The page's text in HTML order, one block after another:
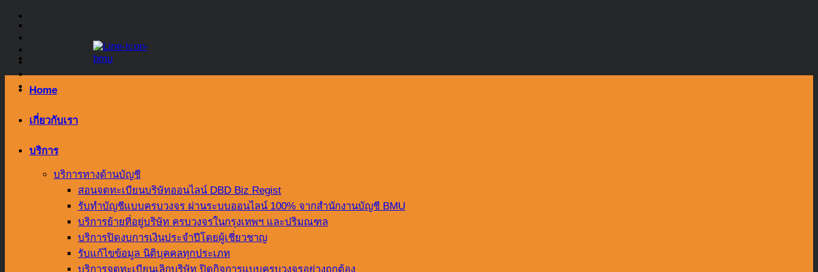
Skip
content
Home
เกี่ยวกับเรา
บริการ
บริการทางด้านบัญชี
สอนจดทะเบียนบริษัทออนไลน์ DBD Biz Regist
รับทำบัญชีแบบครบวงจร ผ่านระบบออนไลน์ 100% จากสำนักงานบัญชี BMU
บริการย้ายที่อยู่บริษัท ครบวงจรในกรุงเทพฯ และปริมณฑล
บริการปิดงบการเงินประจำปีโดยผู้เชี่ยวชาญ
รับแก้ไขข้อมูล นิติบุคคลทุกประเภท
บริการจดทะเบียนเลิกบริษัท ปิดกิจการแบบครบวงจรอย่างถูกต้อง